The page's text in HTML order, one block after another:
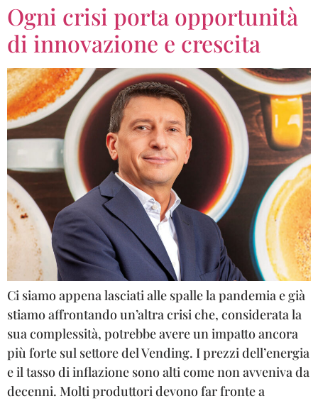
Ogni crisi porta opportunità
di innovazione e crescita
Ci siamo appena lasciati alle spalle la pandemia e già
stiamo affrontando un’altra crisi che, considerata la
sua complessità, potrebbe avere un impatto ancora
più forte sul settore del Vending. I prezzi dell’energia
e il tasso di inflazione sono alti come non avveniva da
decenni. Molti produttori devono far fronte a